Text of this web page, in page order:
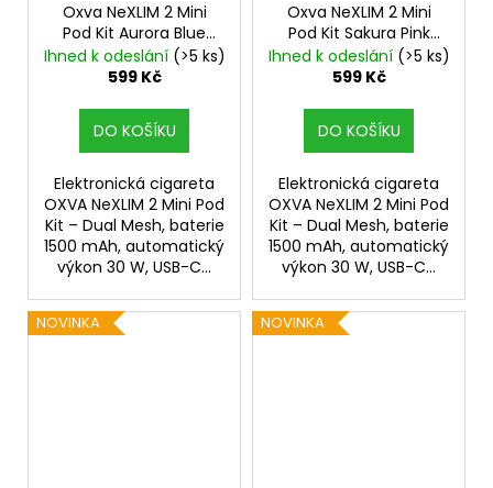
Oxva NeXLIM 2 Mini
Pod Kit Aurora Blue
1500mAh
Ihned k odeslání (>5 ks)
599 Kč
DO KOŠÍKU
Elektronická cigareta
OXVA NeXLIM 2 Mini Pod
Kit – Dual Mesh, baterie
1500 mAh, automatický
výkon 30 W, USB-C...
Oxva NeXLIM 2 Mini
Pod Kit Sakura Pink
1500mAh
Ihned k odeslání (>5 ks)
599 Kč
DO KOŠÍKU
Elektronická cigareta
OXVA NeXLIM 2 Mini Pod
Kit – Dual Mesh, baterie
1500 mAh, automatický
výkon 30 W, USB-C...
NOVINKA NOVINKA